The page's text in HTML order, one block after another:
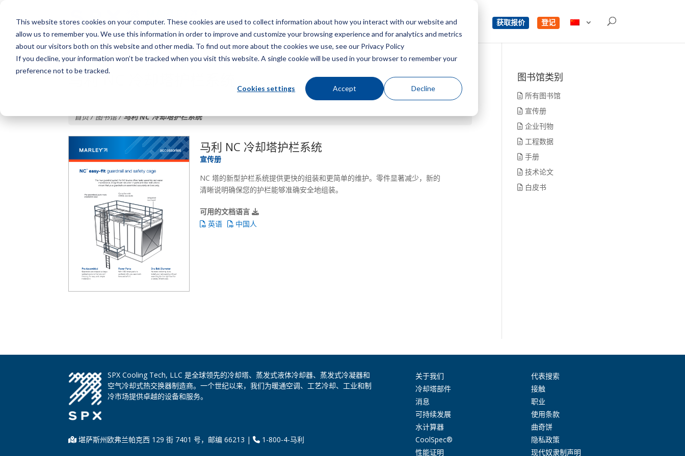
This website stores cookies on your computer. These cookies are used to collect information about how you interact with our website and
allow us to remember you. We use this information in order to improve and customize your browsing experience and for analytics and metrics
about our visitors both on this website and other media. To find out more about the cookies we use, see our Privacy Policy
If you decline, your information won’t be tracked when you visit this website. A single cookie will be used in your browser to remember your
preference not to be tracked.
Cookies settings Accept Decline
菜单 获取报价 登记
马利 NC 冷却塔护栏系统
首页 / 图书馆 /马利 NC 冷却塔护栏系统
马利 NC 冷却塔护栏系统
宣传册
NC 塔的新型护栏系统提供更快的组装和更简单的维护。零件显著减少，新的
清晰说明确保您的护栏能够准确安全地组装。
可用的文档语言
英语
中国人
图书馆类别
所有图书馆
宣传册
企业刊物
工程数据
手册
技术论文
白皮书
SPX Cooling Tech, LLC 是全球领先的冷却塔、蒸发式液体冷却器、蒸发式冷凝器和
空气冷却式热交换器制造商。一个世纪以来，我们为暖通空调、工艺冷却、工业和制
冷市场提供卓越的设备和服务。
堪萨斯州欧弗兰帕克西 129 街 7401 号，邮编 66213 | 1-800-4-马利
关于我们
冷却塔部件
消息
可持续发展
水计算器
CoolSpec®
性能证明
代表搜索
接触
职业
使用条款
曲奇饼
隐私政策
现代奴隶制声明